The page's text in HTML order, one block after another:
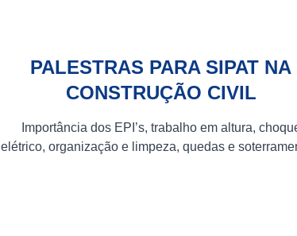
PALESTRAS PARA SIPAT NA
CONSTRUÇÃO CIVIL
Importância dos EPI’s, trabalho em altura,
elétrico, organização e limpeza, quedas e